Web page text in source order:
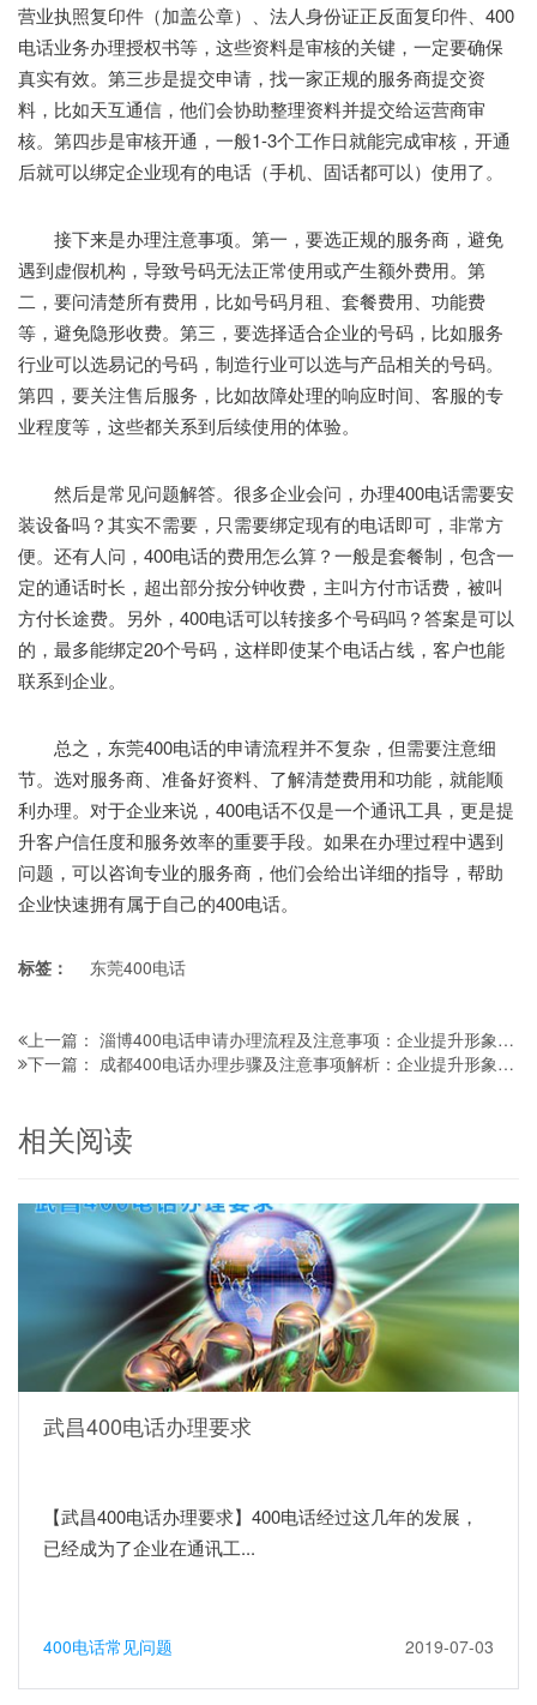
营业执照复印件（加盖公章）、法人身份证正反面复印件、400
电话业务办理授权书等，这些资料是审核的关键，一定要确保
真实有效。第三步是提交申请，找一家正规的服务商提交资
料，比如天互通信，他们会协助整理资料并提交给运营商审
核。第四步是审核开通，一般1-3个工作日就能完成审核，开通
后就可以绑定企业现有的电话（手机、固话都可以）使用了。
接下来是办理注意事项。第一，要选正规的服务商，避免
遇到虚假机构，导致号码无法正常使用或产生额外费用。第
二，要问清楚所有费用，比如号码月租、套餐费用、功能费
等，避免隐形收费。第三，要选择适合企业的号码，比如服务
行业可以选易记的号码，制造行业可以选与产品相关的号码。
第四，要关注售后服务，比如故障处理的响应时间、客服的专
业程度等，这些都关系到后续使用的体验。
然后是常见问题解答。很多企业会问，办理400电话需要安
装设备吗？其实不需要，只需要绑定现有的电话即可，非常方
便。还有人问，400电话的费用怎么算？一般是套餐制，包含一
定的通话时长，超出部分按分钟收费，主叫方付市话费，被叫
方付长途费。另外，400电话可以转接多个号码吗？答案是可以
的，最多能绑定20个号码，这样即使某个电话占线，客户也能
联系到企业。
总之，东莞400电话的申请流程并不复杂，但需要注意细
节。选对服务商、准备好资料、了解清楚费用和功能，就能顺
利办理。对于企业来说，400电话不仅是一个通讯工具，更是提
升客户信任度和服务效率的重要手段。如果在办理过程中遇到
问题，可以咨询专业的服务商，他们会给出详细的指导，帮助
企业快速拥有属于自己的400电话。
标签： 东莞400电话
上一篇： 淄博400电话申请办理流程及注意事项：企业提升形象与客户服务的实用指南
下一篇： 成都400电话办理步骤及注意事项解析：企业提升形象与客户体验的实用指南
相关阅读
武昌400电话办理要求
【武昌400电话办理要求】400电话经过这几年的发展，
已经成为了企业在通讯工...
400电话常见问题 2019-07-03